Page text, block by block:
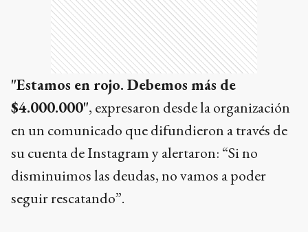
"Estamos en rojo. Debemos más de
$4.000.000", expresaron desde la organización
en un comunicado que difundieron a través de
su cuenta de Instagram y alertaron: “Si no
disminuimos las deudas, no vamos a poder
seguir rescatando”.